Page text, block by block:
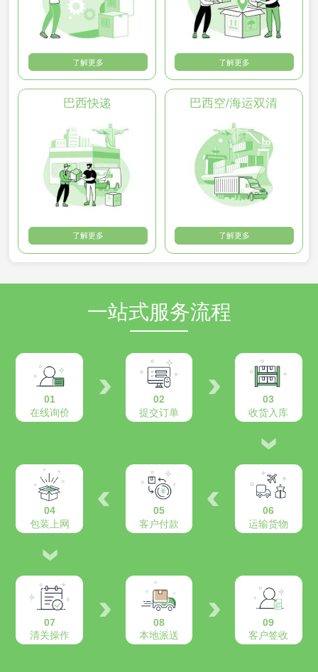
了解更多 了解更多
巴西快递
了解更多
巴西空/海运双清
了解更多
一站式服务流程
01
在线询价
02
提交订单
03
收货入库
04
包装上网
05
客户付款
06
运输货物
07
清关操作
08
本地派送
09
客户签收